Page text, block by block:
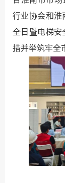
行业协会和淮
全日暨电梯安
措并举筑牢全